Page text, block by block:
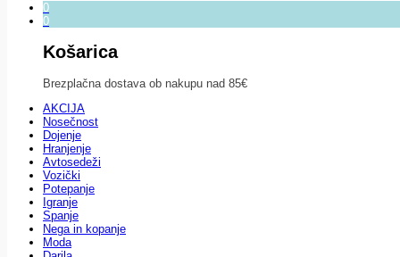
0
0
Košarica
Brezplačna dostava ob nakupu nad 85€
AKCIJA
Nosečnost
Dojenje
Hranjenje
Avtosedeži
Vozički
Potepanje
Igranje
Spanje
Nega in kopanje
Moda